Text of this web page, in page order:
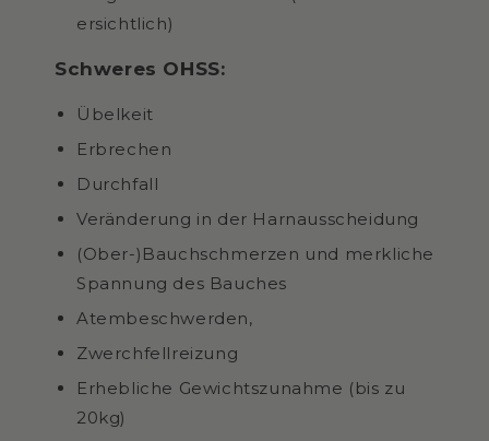
ersichtlich)
Schweres OHSS:
Übelkeit
Erbrechen
Durchfall
Veränderung in der Harnausscheidung
(Ober-)Bauchschmerzen und merkliche
Spannung des Bauches
Atembeschwerden,
Zwerchfellreizung
Erhebliche Gewichtszunahme (bis zu
20kg)